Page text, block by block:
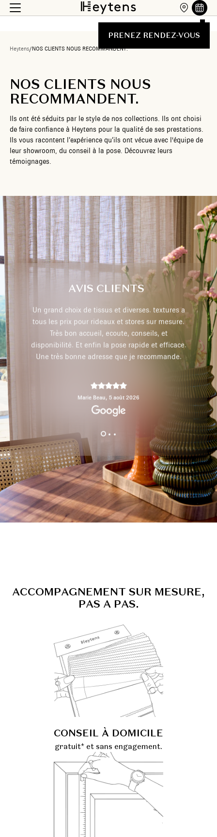
PRENEZ RENDEZ-VOUS
Heytens/NOS CLIENTS NOUS RECOMMANDENT.
NOS CLIENTS NOUS
RECOMMANDENT.
Ils ont été séduits par le style de nos collections. Ils ont choisi
de faire confiance à Heytens pour la qualité de ses prestations.
Ils vous racontent l’expérience qu’ils ont vécue avec l'équipe de
leur showroom, du conseil à la pose. Découvrez leurs
témoignages.
AVIS CLIENTS
a
Très professionnel, je recommande
29 juillet 2026
ACCOMPAGNEMENT SUR MESURE,
PAS A PAS.
CONSEIL À DOMICILE
gratuit* et sans engagement.